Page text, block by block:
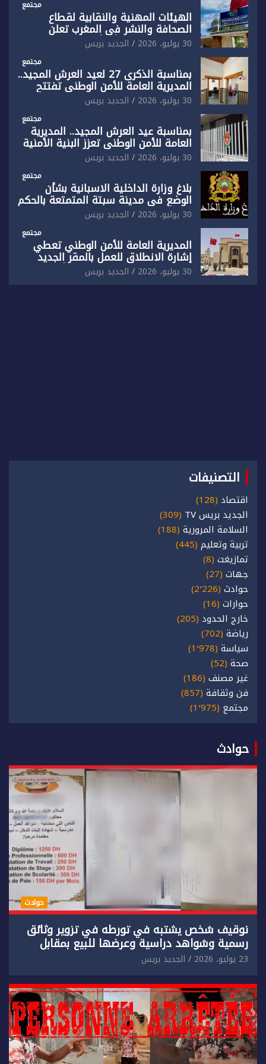
مجتمع
الهيئات المهنية والنقابية لقطاع
الصحافة والنشر في المغرب تعلن
رفضها القاطع لـ”أي أجندة انتخابية
مُعدة على مقاس سياسي ومصلحي
ضيق”
30 يوليو، 2026 الجديد بريس
مجتمع
بمناسبة الذكرى 27 لعيد العرش المجيد..
المديرية العامة للأمن الوطني تفتتح
المقر الجديد لفرقة الشرطة السياحية
بفاس
30 يوليو، 2026 الجديد بريس
مجتمع
بمناسبة عيد العرش المجيد.. المديرية
العامة للأمن الوطني تعزز البنية الأمنية
بالناظور بإحداث فرقتين جديدتين
30 يوليو، 2026 الجديد بريس
مجتمع
بلاغ وزارة الداخلية الاسبانية بشأن
الوضع في مدينة سبتة المتمتعة بالحكم
الذاتي
30 يوليو، 2026 الجديد بريس
مجتمع
المديرية العامة للأمن الوطني تعطي
إشارة الانطلاق للعمل بالمقر الجديد
للدائرة الثالثة للشرطة بولاية أمن العيون
30 يوليو، 2026 الجديد بريس
التصنيفات
اقتصاد (128)
الجديد بريس TV
(309)
السلامة المرورية (188)
تربية وتعليم (445)
تمازيغت (8)
جهات (27)
حوادث (2٬226)
حوارات (16)
خارج الحدود (205)
رياضة (702)
سياسة (1٬978)
صحة (52)
غير مصنف (186)
فن وثقافة (857)
مجتمع (1٬975)
حوادث
حوادث
توقيف شخص يشتبه في تورطه في تزوير وثائق
رسمية وشواهد دراسية وعرضها للبيع بمقابل
مادي.
23 يوليو، 2026 الجديد بريس